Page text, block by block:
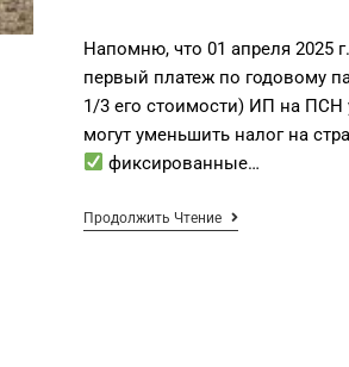
Напомню, что 01 апреля 2025
первый платеж по годовому
1/3 его стоимости) ИП на ПСН
могут уменьшить налог на
фиксированные…
Продолжить Чтение